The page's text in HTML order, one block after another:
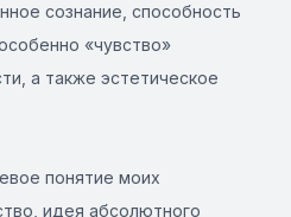
сознание, способность
«чувство»
а также эстетическое
понятие моих
идея абсолютного